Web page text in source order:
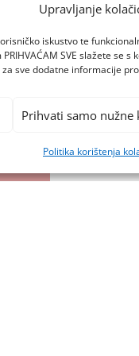
Upravljanje
iskustvo te
SVE slažete se
sve dodatne informacije
Prihvati samo nužne
Politika korištenja